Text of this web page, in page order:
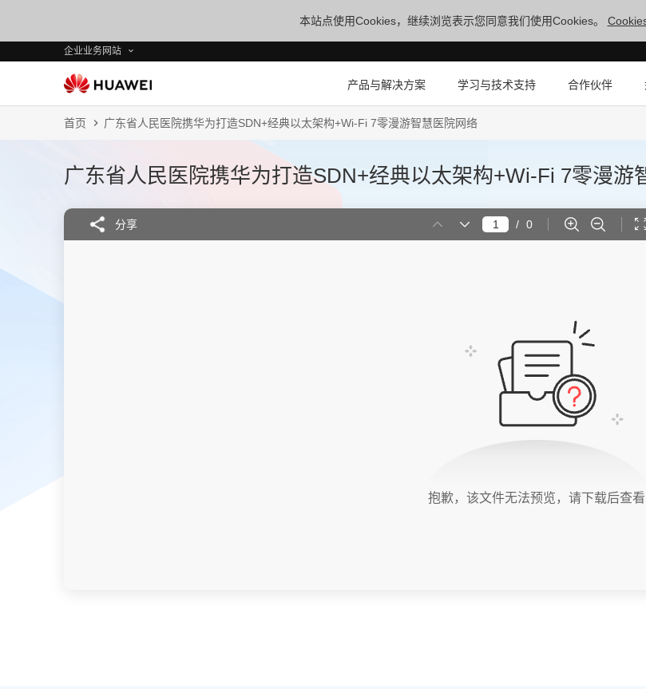
本站点使用Cookies，继续浏览表示您同意我们使用Cookies。
企业业务网站
产品与解决方案 学习与技术支持 合作伙伴
首页 广东省人民医院携华为打造SDN+经典以太架构+Wi-Fi 7零漫游智慧医院网络
广东省人民医院携华为打造SDN+经典以太架构+Wi-Fi 7零漫游
分享 / 0
抱歉，该文件无法预览，请下载后查看